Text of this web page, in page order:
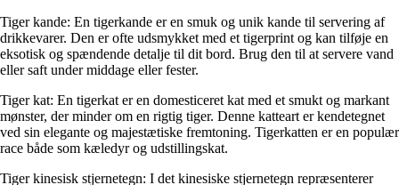
Tiger kande: En tigerkande er en smuk og unik kande til servering af
drikkevarer. Den er ofte udsmykket med et tigerprint og kan tilføje en
eksotisk og spændende detalje til dit bord. Brug den til at servere vand
eller saft under middage eller fester.
Tiger kat: En tigerkat er en domesticeret kat med et smukt og markant
mønster, der minder om en rigtig tiger. Denne katteart er kendetegnet
ved sin elegante og majestætiske fremtoning. Tigerkatten er en populær
race både som kæledyr og udstillingskat.
Tiger kinesisk stjernetegn: I det kinesiske stjernetegn repræsenterer